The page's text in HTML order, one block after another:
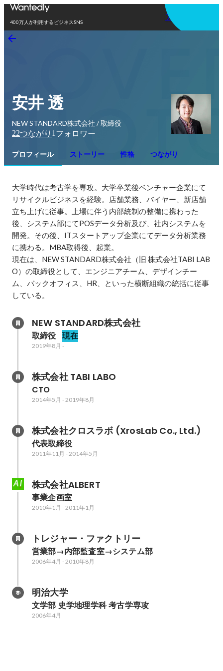
400万人が利用するビジネスSNS
アプリを使う
安井 透
NEW STANDARD株式会社 / 取締役
22つながり 1 フォロワー
プロフィール ストーリー 性格 つながり
大学時代は考古学を専攻。大学卒業後ベンチャー企業にて
リサイクルビジネスを経験。店舗業務、バイヤー、新店舗
立ち上げに従事。上場に伴う内部統制の整備に携わった
後、システム部にてPOSデータ分析及び、社内システムを
開発。その後、ITスタートアップ企業にてデータ分析業務
に携わる。MBA取得後、起業。
現在は、NEW STANDARD株式会社（旧 株式会社TABI LAB
O）の取締役として、エンジニアチーム、デザインチー
ム、バックオフィス、HR、といった横断組織の統括に従事
している。
NEW STANDARD株式会社
取締役 現在
2019年8月 -
株式会社 TABI LABO
CTO
2014年5月 -2019年8月
株式会社クロスラボ (XrosLab Co., Ltd.)
代表取締役
2011年11月 -2014年5月
株式会社ALBERT
事業企画室
2010年1月 -2011年1月
トレジャー・ファクトリー
営業部→内部監査室→システム部
2006年4月 -2010年8月
明治大学
文学部 史学地理学科 考古学専攻
2006年4月